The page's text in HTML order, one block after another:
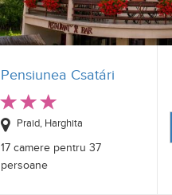
Pensiunea Csatári
Praid, Harghita
17 camere pentru 37
persoane